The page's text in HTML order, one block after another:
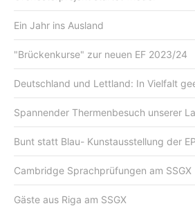
Ein Jahr ins Ausland
"Brückenkurse" zur neuen EF 2023/24
Deutschland und Lettland: In Vielfalt
Spannender Thermenbesuch unserer
Bunt statt Blau- Kunstausstellung der
Cambridge Sprachprüfungen am SSGX
Gäste aus Riga am SSGX